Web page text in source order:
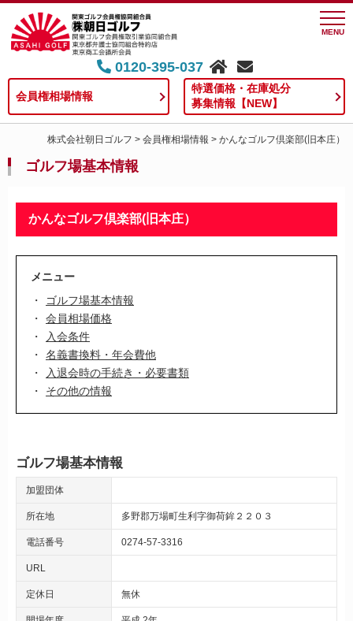
MENU
0120-395-037
会員権相場情報
特選価格・在庫処分
募集情報【NEW】
株式会社朝日ゴルフ > 会員権相場情報 > かんなゴルフ倶楽部(旧本庄）
ゴルフ場基本情報
かんなゴルフ倶楽部(旧本庄）
メニュー
ゴルフ場基本情報
会員相場価格
入会条件
名義書換料・年会費他
入退会時の手続き・必要書類
その他の情報
ゴルフ場基本情報
加盟団体
所在地 多野郡万場町生利字御荷鉾２２０３
電話番号 0274-57-3316
URL
定休日 無休